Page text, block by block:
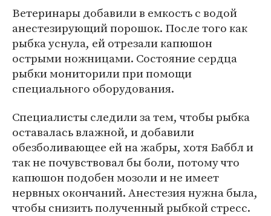
Ветеринары добавили в емкость с водой
анестезирующий порошок. После того как
рыбка уснула, ей отрезали капюшон
острыми ножницами. Состояние сердца
рыбки мониторили при помощи
специального оборудования.
Специалисты следили за тем, чтобы рыбка
оставалась влажной, и добавили
обезболивающее ей на жабры, хотя Баббл и
так не почувствовал бы боли, потому что
капюшон подобен мозоли и не имеет
нервных окончаний. Анестезия нужна была,
чтобы снизить полученный рыбкой стресс.